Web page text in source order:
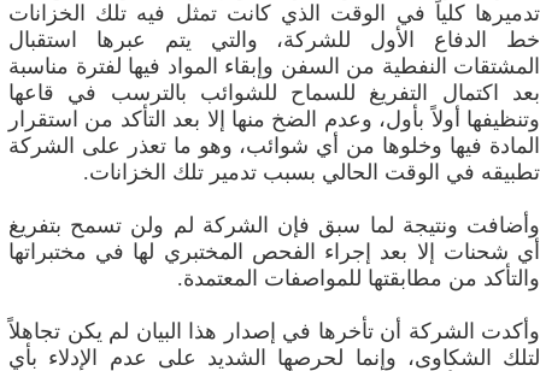
تدميرها كلياً في الوقت الذي كانت تمثل فيه تلك الخزانات
خط الدفاع الأول للشركة، والتي يتم عبرها استقبال
المشتقات النفطية من السفن وإبقاء المواد فيها لفترة مناسبة
بعد اكتمال التفريغ للسماح للشوائب بالترسب في قاعها
وتنظيفها أولاً بأول، وعدم الضخ منها إلا بعد التأكد من استقرار
المادة فيها وخلوها من أي شوائب، وهو ما تعذر على الشركة
تطبيقه في الوقت الحالي بسبب تدمير تلك الخزانات.
وأضافت ونتيجة لما سبق فإن الشركة لم ولن تسمح بتفريغ
أي شحنات إلا بعد إجراء الفحص المختبري لها في مختبراتها
والتأكد من مطابقتها للمواصفات المعتمدة.
وأكدت الشركة أن تأخرها في إصدار هذا البيان لم يكن تجاهلاً
لتلك الشكاوى، وإنما لحرصها الشديد على عدم الإدلاء بأي